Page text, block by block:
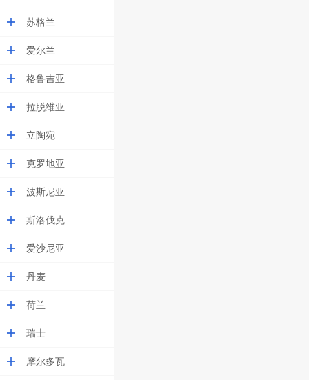
苏格兰
爱尔兰
格鲁吉亚
拉脱维亚
立陶宛
克罗地亚
波斯尼亚
斯洛伐克
爱沙尼亚
丹麦
荷兰
瑞士
摩尔多瓦